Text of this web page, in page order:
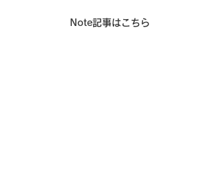
Note記事はこちら